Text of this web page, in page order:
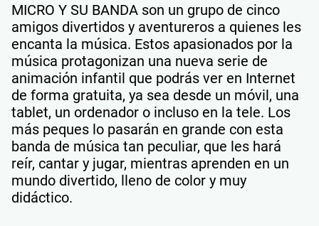
MICRO Y SU BANDA son un grupo de cinco
amigos divertidos y aventureros a quienes les
encanta la música. Estos apasionados por la
música protagonizan una nueva serie de
animación infantil que podrás ver en Internet
de forma gratuita, ya sea desde un móvil, una
tablet, un ordenador o incluso en la tele. Los
más peques lo pasarán en grande con esta
banda de música tan peculiar, que les hará
reír, cantar y jugar, mientras aprenden en un
mundo divertido, lleno de color y muy
didáctico.